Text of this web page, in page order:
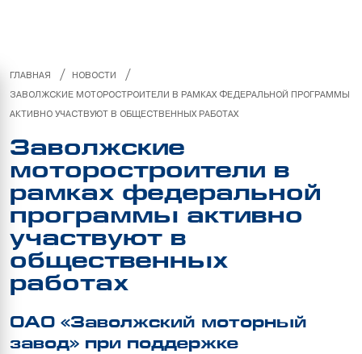
ГЛАВНАЯ / НОВОСТИ /
ЗАВОЛЖСКИЕ МОТОРОСТРОИТЕЛИ В РАМКАХ ФЕДЕРАЛЬНОЙ ПРОГРАММЫ
АКТИВНО УЧАСТВУЮТ В ОБЩЕСТВЕННЫХ РАБОТАХ
Заволжские
моторостроители в
рамках федеральной
программы активно
участвуют в
общественных
работах
ОАО «Заволжский моторный
завод» при поддержке